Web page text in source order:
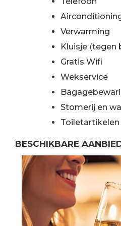
Verwarming
Kluisje (tegen
Gratis Wifi
Wekservice
Stomerij en
Toiletartikelen
BESCHIKBARE